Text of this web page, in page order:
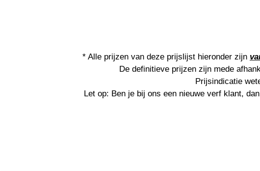
* Alle prijzen van deze prijslijst hieronder zijn
De definitieve prijzen zijn mede
Prijsindicatie
Let op: Ben je bij ons een nieuwe verf klant,